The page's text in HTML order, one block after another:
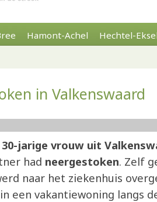
Hamont-Achel Hechtel-
in Valkenswaard
30-jarige vrouw uit
had neergestoken. Zelf
naar het ziekenhuis
een vakantiewoning langs